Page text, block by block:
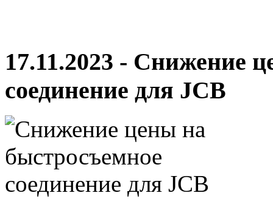
17.11.2023 - Снижение
соединение для JCB